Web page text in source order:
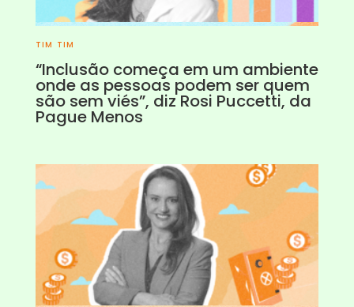
TIM TIM
“Inclusão começa em um ambiente
onde as pessoas podem ser quem
são sem viés”, diz Rosi Puccetti, da
Pague Menos